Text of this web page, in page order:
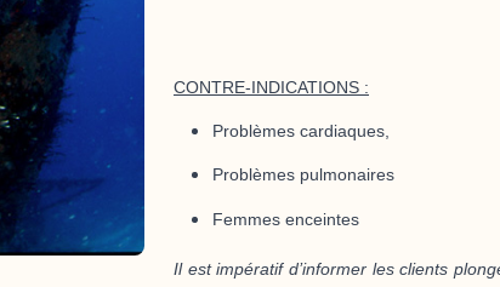
CONTRE-INDICATIONS :
Problèmes cardiaques,
Problèmes pulmonaires
Femmes enceintes
Il est impératif d’informer les clients